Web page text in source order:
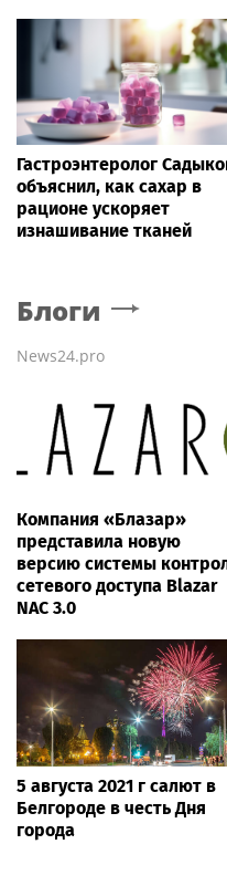
Гастроэнтеролог
объяснил, как сахар в
рационе ускоряет
изнашивание тканей
Блоги
News24.pro
Компания «Блазар»
представила новую
версию системы
сетевого доступа Blazar
NAC 3.0
5 августа 2021 г салют в
Белгороде в честь Дня
города